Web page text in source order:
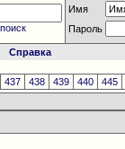
Имя
Пароль
Справка
437 438 439 440 445